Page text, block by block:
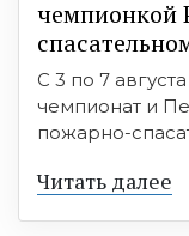
чемпионкой
С 3 по 7
чемпионат и
пожарно-
Читать далее